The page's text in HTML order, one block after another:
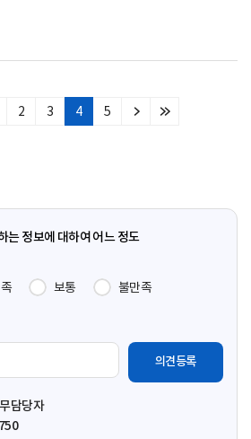
2 3 4 5
다
마
는 정보에 대하여 어느 정도
보통
불만족
담당자